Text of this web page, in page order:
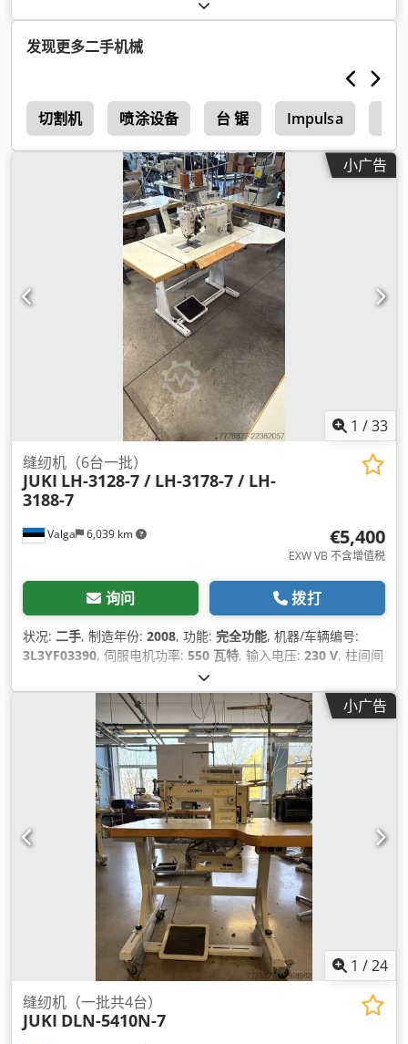
6 横杆,
发现更多二手机械
切割机 喷涂设备 台 锯 Impulsa
小广告
1 /33
Valga 6,039 km
缝纫机（6台一批）
JUKI LH-3128-7 / LH-3178-7 / LH-
3188-7
€5,400
EXW VB 不含增值税
询问 拨打
状况: 二手, 制造年份: 2008, 功能: 完全功能, 机器/车辆编号:
3L3YF03390, 伺服电机功率: 550 瓦特, 输入电压: 230 V, 柱间间
空调
横杆,
小广告
1 /24
缝纫机（一批共4台）
JUKI DLN-5410N-7